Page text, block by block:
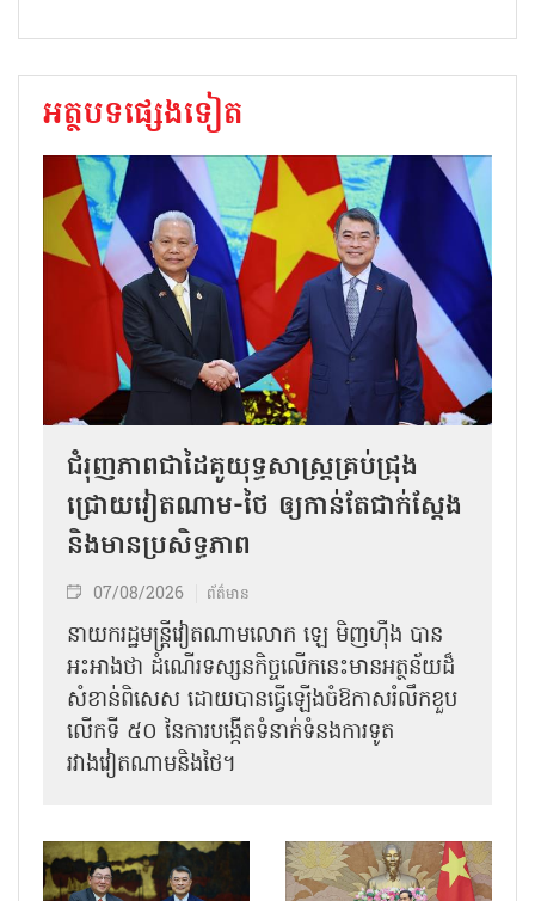
អត្ថបទផ្សេងទៀត
ជំរុញភាពជាដៃគូយុទ្ធសាស្ត្រគ្រប់ជ្រុង
ជ្រោយវៀតណាម-ថៃ ឲ្យកាន់តែជាក់ស្ដែង
និងមានប្រសិទ្ធភាព
07/08/2026 ព័ត៌មាន
នាយករដ្ឋមន្ត្រីវៀតណាមលោក ឡេ មិញហ៊ឹង បាន
អះអាងថា ដំណើរទស្សនកិច្ចលើកនេះមានអត្ថន័យដ៏
សំខាន់ពិសេស ដោយបានធ្វើឡើងចំឱកាសរំលឹកខួប
លើកទី ៥០ នៃការបង្កើតទំនាក់ទំនងការទូត
រវាងវៀតណាមនិងថៃ។